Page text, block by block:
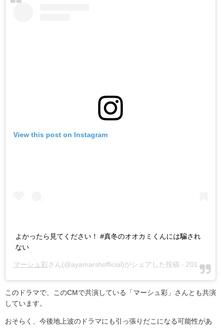
View this post on Instagram
よかったら見てください！ #真冬のオオカミくんには騙され
ない
マーシュ彩さん(@ayamarshofficial)がシェアした投稿 - 2018年 1月月4日午前7時38分PST
このドラマで、このCM で共演している「マーシュ彩」さんとも共演
しています。
おそらく、今後地上波のドラマにも引っ張りだこになる可能性があ